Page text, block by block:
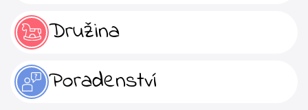
Družina
Poradenství